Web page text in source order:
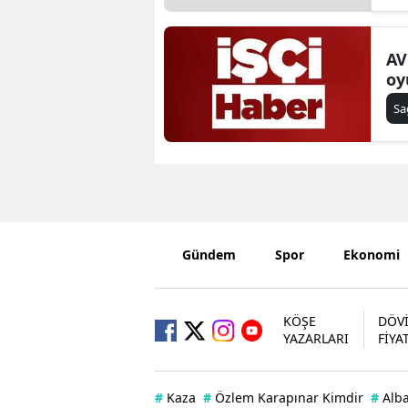
Gündem Spor Ekonomi
KÖŞE
YAZARLARI
# Kaza # Özlem Karapınar Kimdir #